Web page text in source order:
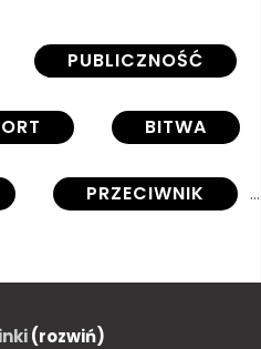
PUBLICZNOŚĆ
BITWA
PRZECIWNIK
SĄD
(rozwiń)